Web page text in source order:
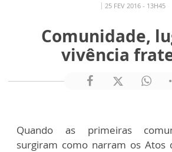
25 FEV 2016 - 13H45
Comunidade,
vivência
Quando as primeiras
surgiram como narram os Atos